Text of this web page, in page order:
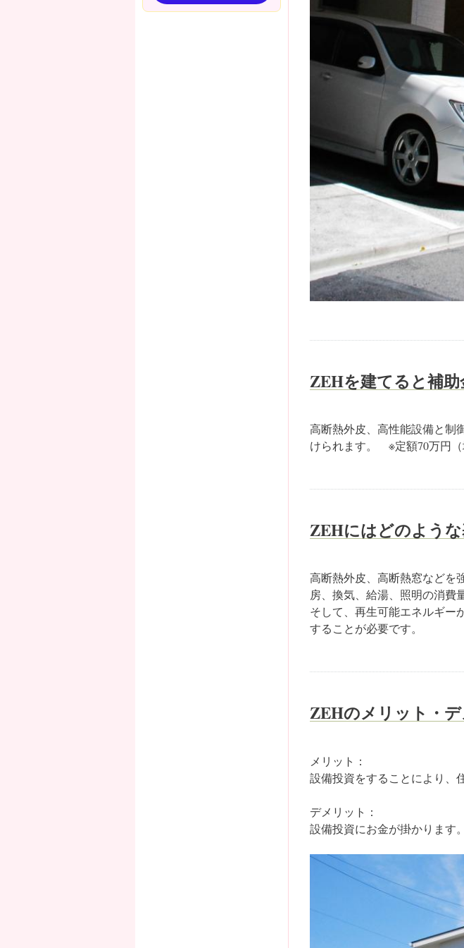
ZEHを建てると補
高断熱外皮、高性能設備と制
けられます。 ※定額70万円（
ZEHにはどのよう
高断熱外皮、高断熱窓などを
房、換気、給湯、照明の消費
そして、再生可能エネルギー
することが必要です。
ZEHのメリット・
メリット：
設備投資をすることにより、
デメリット：
設備投資にお金が掛かります。